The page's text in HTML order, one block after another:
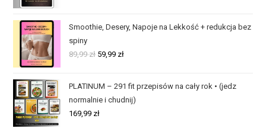
Smoothie, Desery, Napoje na Lekkość + redukcja bez
spiny
89,99zł 59,99 zł
PLATINUM – 291 fit przepisów na cały rok • (jedz
normalnie i chudnij)
169,99 zł